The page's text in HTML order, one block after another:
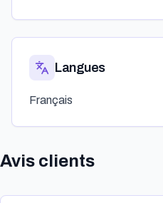
Langues
Français
Avis clients